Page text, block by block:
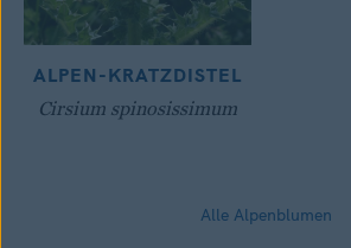
ALPEN-KRATZDISTEL
Cirsium spinosissimum
Alle Alpenblumen